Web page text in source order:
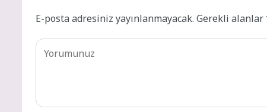
E-posta adresiniz yayınlanmayacak. Gerekli alanlar